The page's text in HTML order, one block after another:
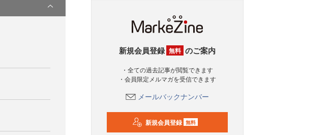
新規会員登録 無料 のご案内
・全ての過去記事が閲覧できます
・会員限定メルマガを受信できます
メールバックナンバー
新規会員登録 無料